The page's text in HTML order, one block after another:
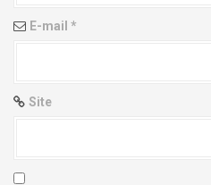
n E-mail *
Site